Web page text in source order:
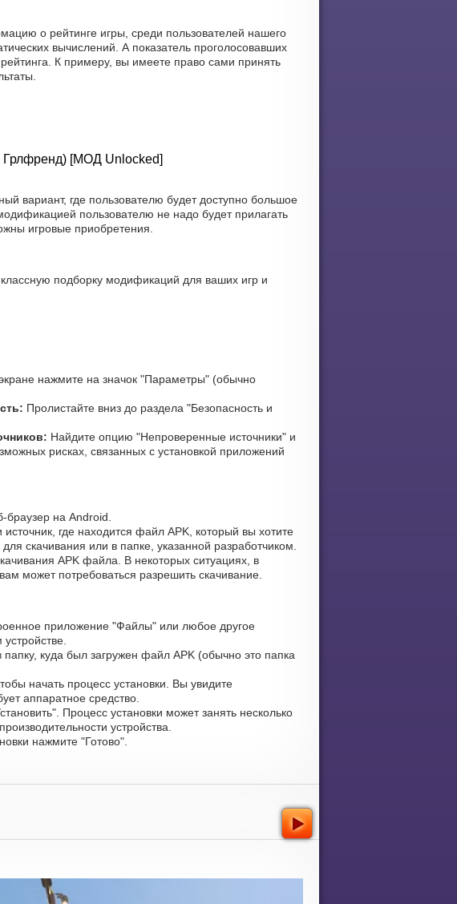
о рейтинге игры, среди пользователей нашего
вычислений. А показатель проголосовавших
К примеру, вы имеете право сами принять
Грлфренд) [МОД Unlocked]
вариант, где пользователю будет доступно большое
пользователю не надо будет прилагать
игровые приобретения.
подборку модификаций для ваших игр и
нажмите на значок "Параметры" (обычно
Пролистайте вниз до раздела "Безопасность и
Найдите опцию "Непроверенные источники" и
рисках, связанных с установкой приложений
браузер на Android.
где находится файл APK, который вы хотите
скачивания или в папке, указанной разработчиком.
APK файла. В некоторых ситуациях, в
может потребоваться разрешить скачивание.
приложение "Файлы" или любое другое
папку, куда был загружен файл APK (обычно это папка
начать процесс установки. Вы увидите
аппаратное средство.
Процесс установки может занять несколько
устройства.
нажмите "Готово".